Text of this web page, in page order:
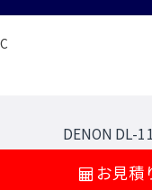
DENON DL-
お見積